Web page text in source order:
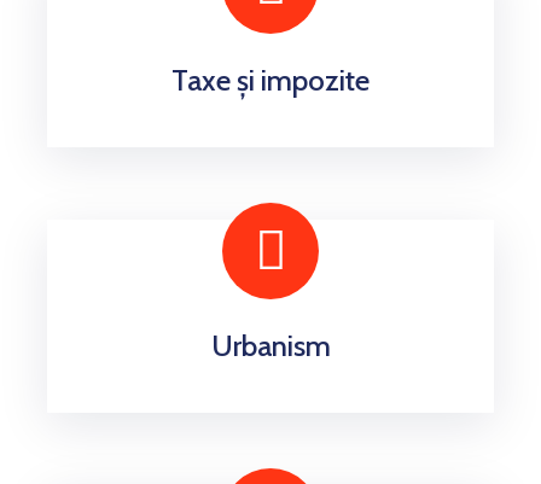
Taxe și impozite
Urbanism